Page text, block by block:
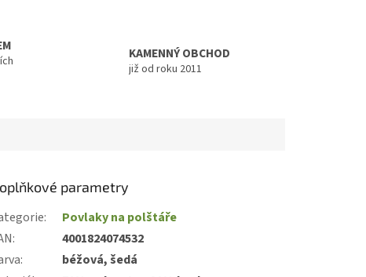
KAMENNÝ OBCHOD
již od roku 2011
parametry
:
Povlaky na polštáře
:
4001824074532
:
béžová, šedá